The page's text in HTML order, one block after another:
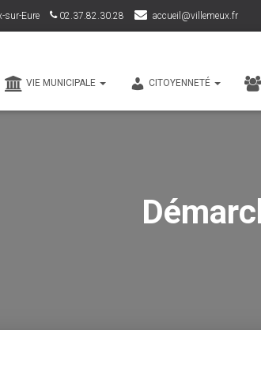
sur-Eure 02.37.82.30.28 accueil@villemeux.fr
VIE MUNICIPALE CITOYENNETÉ